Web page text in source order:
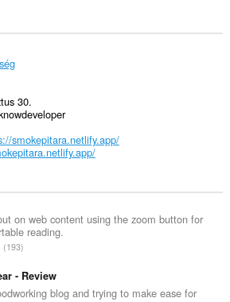
30.
smokepitara.netlify.app/
on web content using the zoom button for
reading.
193
- Review
blog and trying to make ease for